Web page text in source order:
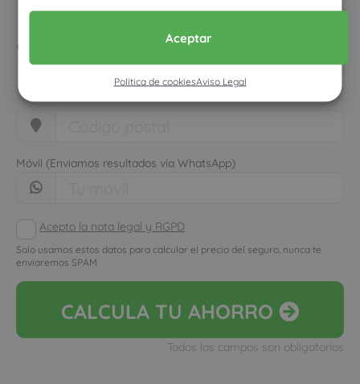
Aceptar
Política de cookiesAviso Legal
Pon tus datos y descubre
cuánto dinero ahorrarías
Móvil (Enviamos resultados vía WhatsApp)
Acepto la nota legal y RGPD
Solo usamos estos datos para calcular el precio del seguro, nunca te
enviaremos SPAM
CALCULA TU AHORRO
Todos los campos son obligatorios